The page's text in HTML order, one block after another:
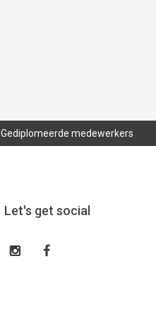
Gediplomeerde medewerkers
Let's get social